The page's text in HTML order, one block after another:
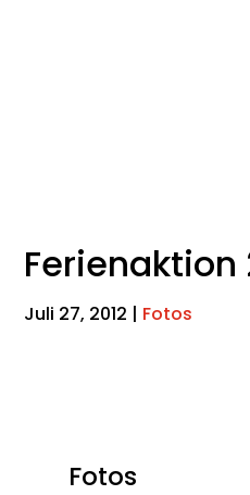
Ferienaktion
Juli 27, 2012 | Fotos
Fotos